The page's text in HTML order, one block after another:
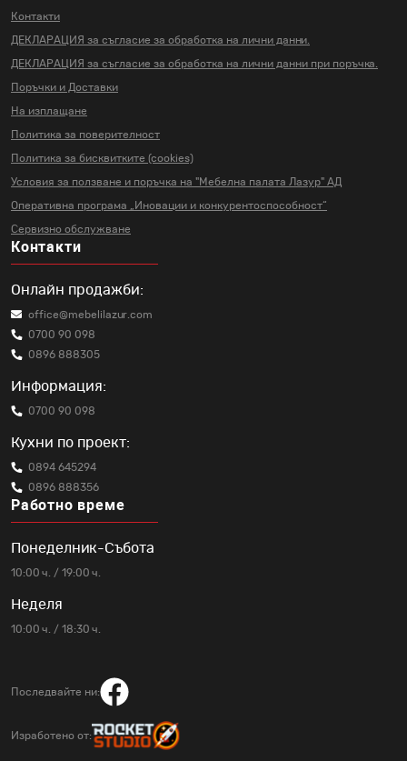
Контакти
ДЕКЛАРАЦИЯ за съгласие за обработка на лични данни.
ДЕКЛАРАЦИЯ за съгласие за обработка на лични данни при поръчка.
Поръчки и Доставки
На изплащане
Политика за поверителност
Политика за бисквитките (cookies)
Условия за ползване и поръчка на "Мебелна палата Лазур" АД
Оперативна програма „Иновации и конкурентоспособност“
Сервизно обслужване
Контакти
Онлайн продажби:
office@mebelilazur.com
0700 90 098
0896 888305
Информация:
0700 90 098
Кухни по проект:
0894 645294
0896 888356
Работно време
Понеделник-Събота
10:00 ч. / 19:00 ч.
Неделя
10:00 ч. / 18:30 ч.
Последвайте ни:
Изработено от: